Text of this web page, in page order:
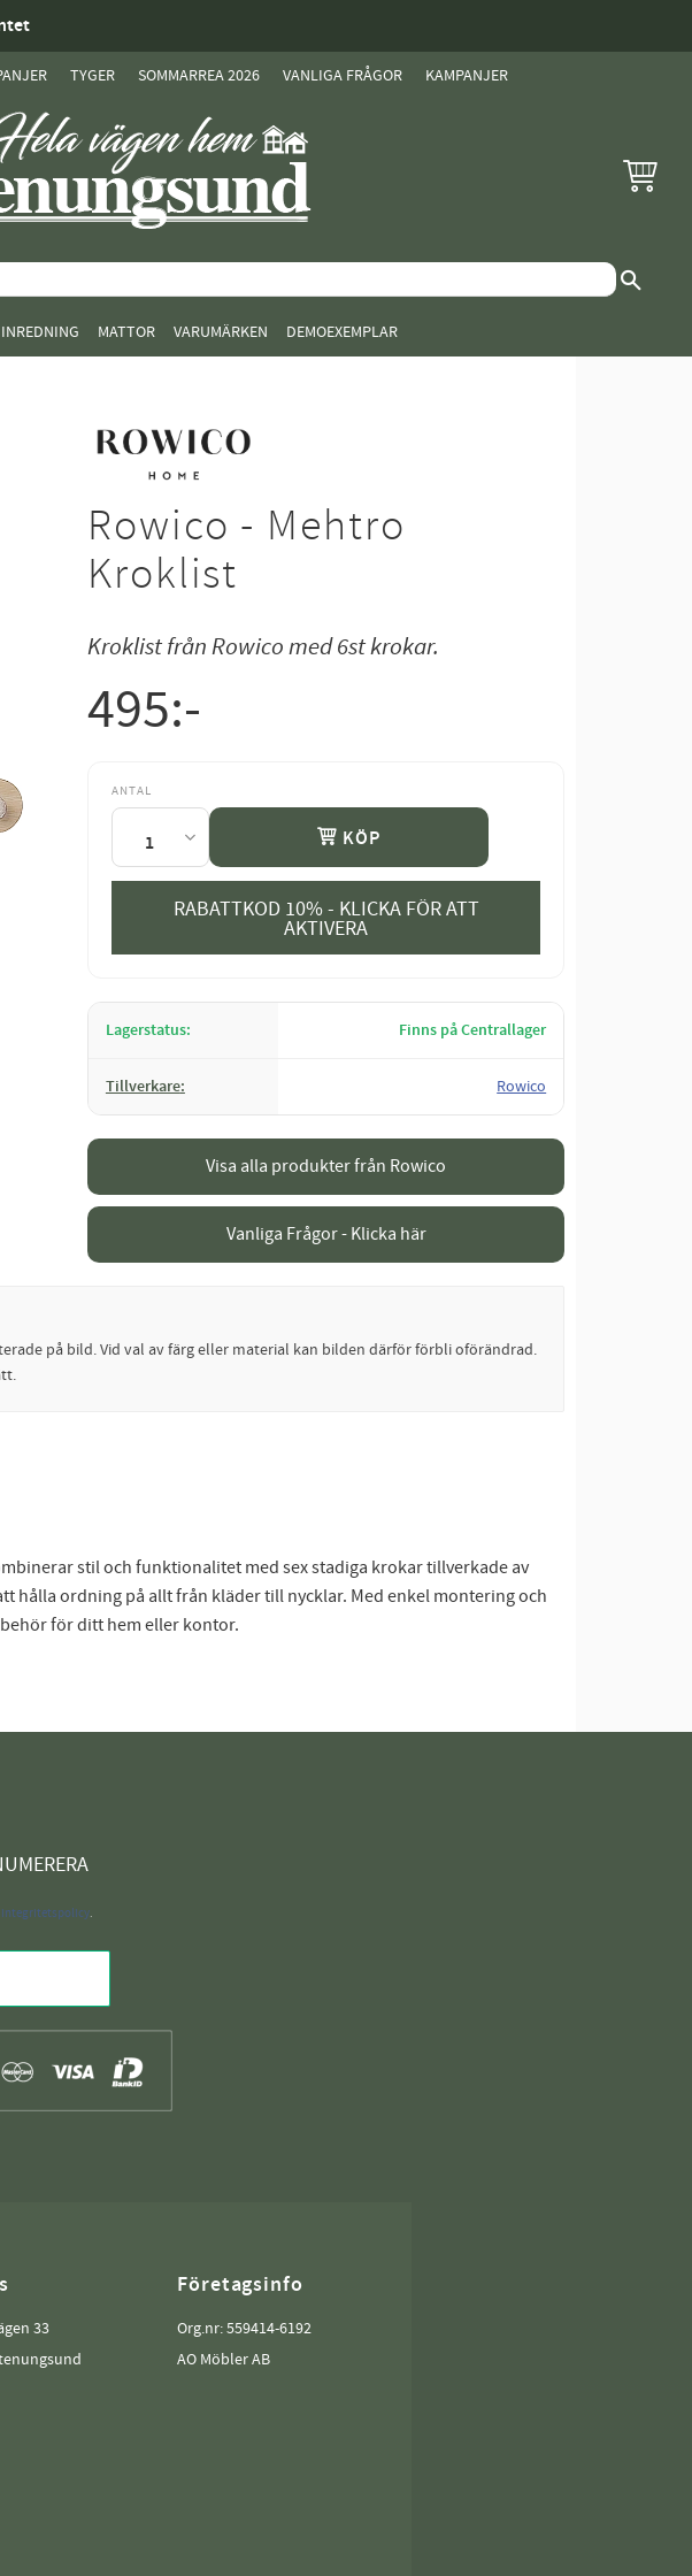
TYGER SOMMARREA 2026 VANLIGA FRÅGOR KAMPANJER
INREDNING MATTOR VARUMÄRKEN DEMOEXEMPLAR
Rowico - Mehtro
Kroklist
Kroklist från Rowico med 6st krokar.
495:-
ANTAL
KÖP
RABATTKOD 10% - KLICKA FÖR ATT
AKTIVERA
Lagerstatus Finns på Centrallager
Tillverkare Rowico
Visa alla produkter från Rowico
Vanliga Frågor - Klicka här
på bild. Vid val av färg eller material kan bilden därför förbli oförändrad.
stil och funktionalitet med sex stadiga krokar tillverkade av
hålla ordning på allt från kläder till nycklar. Med enkel montering och
för ditt hem eller kontor.
integritetspolicy.
33
Företagsinfo
Org.nr: 559414-6192
AO Möbler AB